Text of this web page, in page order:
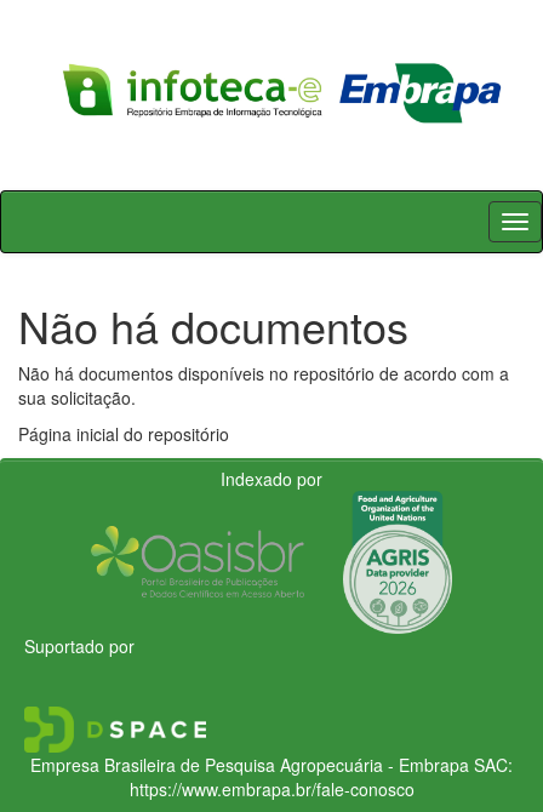
Skip
Não há documentos
Não há documentos disponíveis no repositório de acordo com a
sua solicitação.
Página inicial do repositório
Indexado por
Suportado por
Empresa Brasileira de Pesquisa Agropecuária - Embrapa SAC:
https://www.embrapa.br/fale-conosco